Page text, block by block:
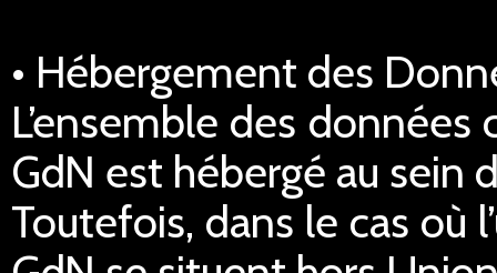
• Hébergement des
L’ensemble des
GdN est hébergé au sein
Toutefois, dans le cas où